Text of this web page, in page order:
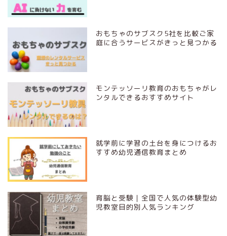
おもちゃのサブスク5社を比較ご家
庭に合うサービスがきっと見つかる
モンテッソーリ教育のおもちゃがレ
ンタルできるおすすめサイト
就学前に学習の土台を身につけるお
すすめ幼児通信教育まとめ
育脳と受験｜全国で人気の体験型幼
児教室目的別人気ランキング